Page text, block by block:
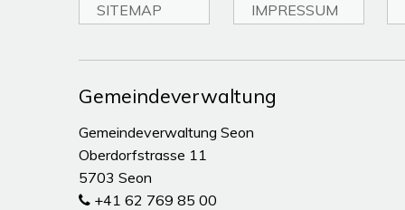
SITEMAP IMPRESSUM
Toplinks
Gemeindeverwaltung
Gemeindeverwaltung Seon
Oberdorfstrasse 11
5703 Seon
+41 62 769 85 00